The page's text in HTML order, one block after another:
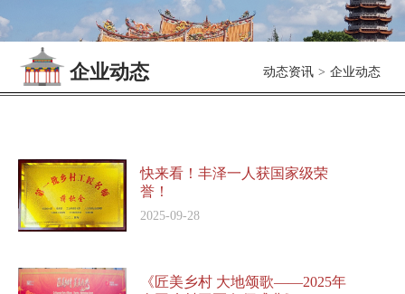
动态资讯 > 企业动态
企业动态
快来看！丰泽一人获国家级荣
誉！
2025-09-28
《匠美乡村 大地颂歌——2025年